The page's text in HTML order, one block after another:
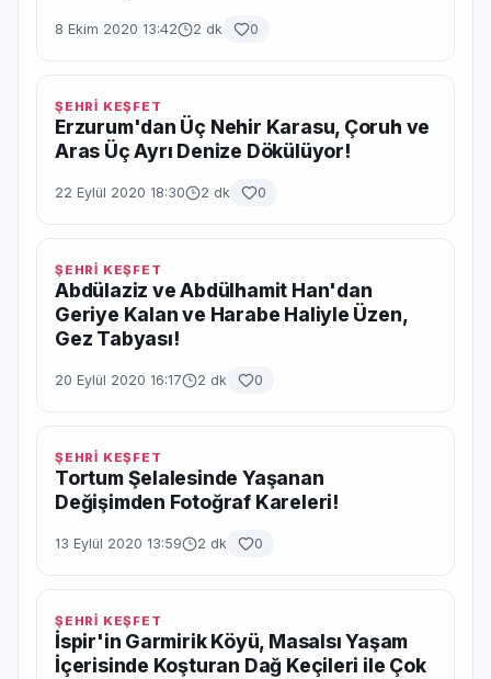
8 Ekim 2020 13:42 2 dk 0
ŞEHRİ KEŞFET
Erzurum'dan Üç Nehir Karasu, Çoruh ve
Aras Üç Ayrı Denize Dökülüyor!
22 Eylül 2020 18:30 2 dk 0
ŞEHRİ KEŞFET
Abdülaziz ve Abdülhamit Han'dan
Geriye Kalan ve Harabe Haliyle Üzen,
Gez Tabyası!
20 Eylül 2020 16:17 2 dk 0
ŞEHRİ KEŞFET
Tortum Şelalesinde Yaşanan
Değişimden Fotoğraf Kareleri!
13 Eylül 2020 13:59 2 dk 0
ŞEHRİ KEŞFET
İspir'in Garmirik Köyü, Masalsı Yaşam
İçerisinde Koşturan Dağ Keçileri ile Çok